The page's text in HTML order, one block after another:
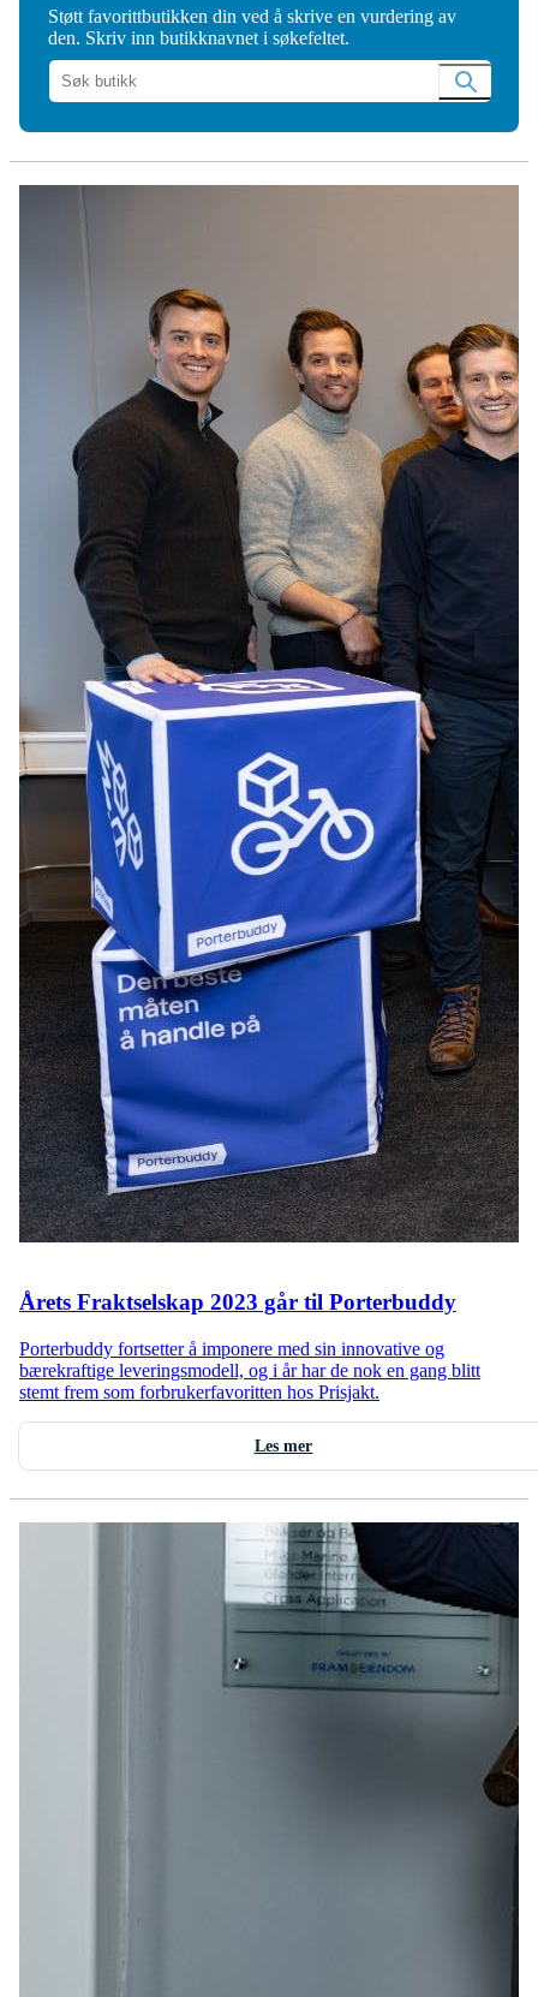
Støtt favorittbutikken din ved å skrive en vurdering av
den. Skriv inn butikknavnet i søkefeltet.
Årets Fraktselskap 2023 går til Porterbuddy
Porterbuddy fortsetter å imponere med sin innovative og
bærekraftige leveringsmodell, og i år har de nok en gang blitt
stemt frem som forbrukerfavoritten hos Prisjakt.
Les mer